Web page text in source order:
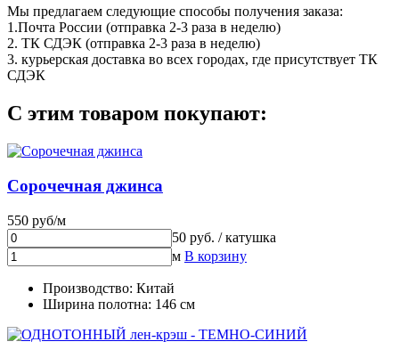
Мы предлагаем следующие способы получения заказа:
1.Почта России (отправка 2-3 раза в неделю)
2. ТК СДЭК (отправка 2-3 раза в неделю)
3. курьерская доставка во всех городах, где присутствует ТК
СДЭК
С этим товаром покупают:
Сорочечная джинса
550 руб/м
50 руб. / катушка
м В корзину
Производство: Китай
Ширина полотна: 146 см